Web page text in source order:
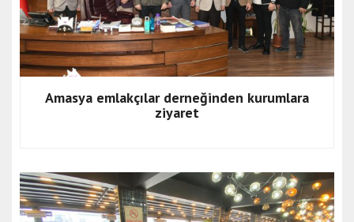
Amasya emlakçılar derneğinden kurumlara
ziyaret